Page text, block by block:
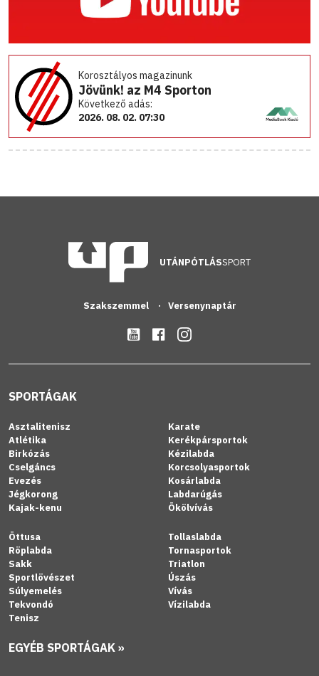
Korosztályos magazinunk
Jövünk! az M4 Sporton
Következő adás:
2026. 08. 02. 07:30
UTÁNPÓTLÁSSPORT
Szakszemmel Versenynaptár
SPORTÁGAK
Asztalitenisz
Atlétika
Birkózás
Cselgáncs
Evezés
Jégkorong
Kajak-kenu
Karate
Kerékpársportok
Kézilabda
Korcsolyasportok
Kosárlabda
Labdarúgás
Ökölvívás
Öttusa
Röplabda
Sakk
Sportlövészet
Súlyemelés
Tekvondó
Tenisz
Tollaslabda
Tornasportok
Triatlon
Úszás
Vívás
Vízilabda
EGYÉB SPORTÁGAK »